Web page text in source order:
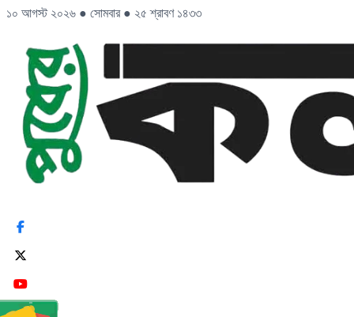
১০ আগস্ট ২০২৬ ● সোমবার ● ২৫ শ্রাবণ ১৪৩৩